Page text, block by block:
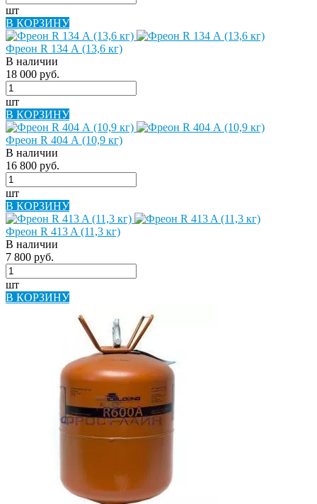
шт
В КОРЗИНУ
Фреон R 134 А (13,6 кг)
В наличии
18 000 руб.
шт
В КОРЗИНУ
Фреон R 404 А (10,9 кг)
В наличии
16 800 руб.
шт
В КОРЗИНУ
Фреон R 413 A (11,3 кг)
В наличии
7 800 руб.
шт
В КОРЗИНУ